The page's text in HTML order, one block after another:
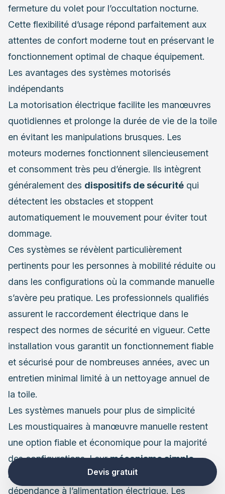
fermeture du volet pour l’occultation nocturne.
Cette flexibilité d’usage répond parfaitement aux
attentes de confort moderne tout en préservant le
fonctionnement optimal de chaque équipement.
Les avantages des systèmes motorisés
indépendants
La motorisation électrique facilite les manœuvres
quotidiennes et prolonge la durée de vie de la toile
en évitant les manipulations brusques. Les
moteurs modernes fonctionnent silencieusement
et consomment très peu d’énergie. Ils intègrent
généralement des dispositifs de sécurité qui
détectent les obstacles et stoppent
automatiquement le mouvement pour éviter tout
dommage.
Ces systèmes se révèlent particulièrement
pertinents pour les personnes à mobilité réduite ou
dans les configurations où la commande manuelle
s’avère peu pratique. Les professionnels qualifiés
assurent le raccordement électrique dans le
respect des normes de sécurité en vigueur. Cette
installation vous garantit un fonctionnement fiable
et sécurisé pour de nombreuses années, avec un
entretien minimal limité à un nettoyage annuel de
la toile.
Les systèmes manuels pour plus de simplicité
Les moustiquaires à manœuvre manuelle restent
une option fiable et économique pour la majorité
des configurations. Leurmécanisme simple
réduit les risques de panne et supprime toute
dépendance à l’alimentation électrique. Les
Devis gratuit